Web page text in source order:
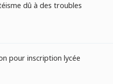
dû à des troubles
pour inscription lycée